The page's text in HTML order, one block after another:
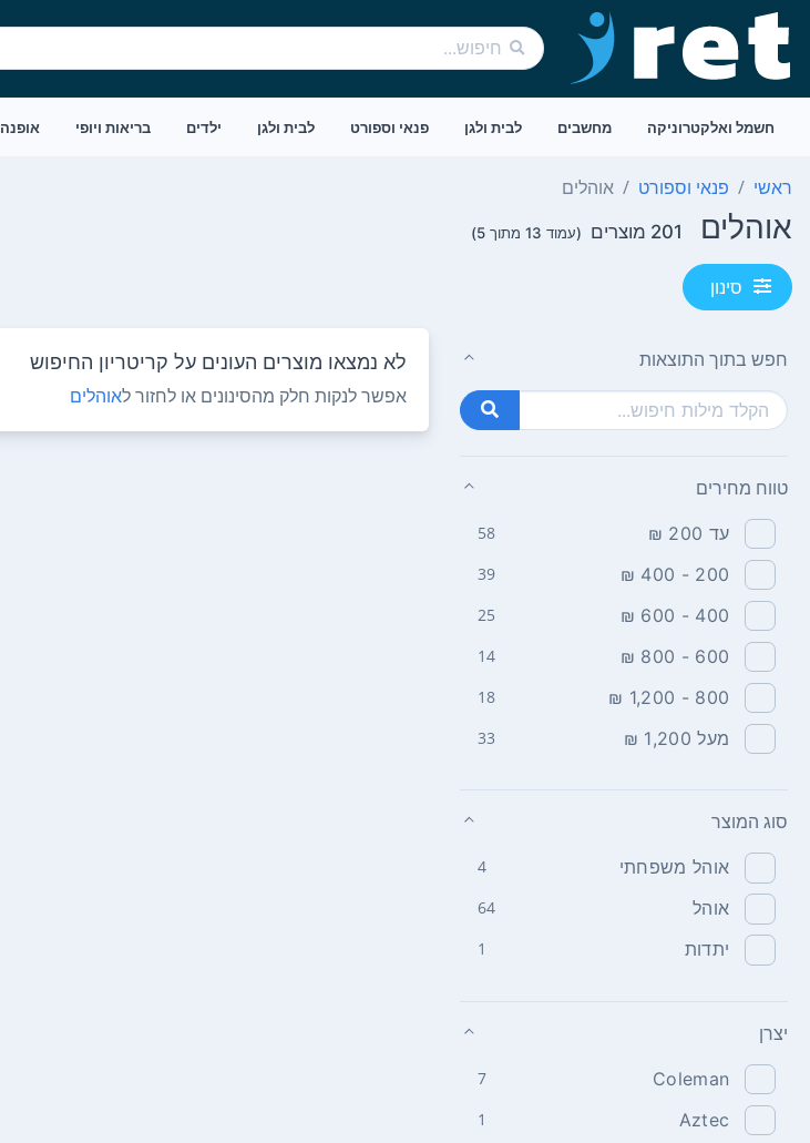
חשמל ואלקטרוניקה מחשבים לבית ולגן פנאי וספורט לבית ולגן ילדים בריאות ויופי אופנה
ראשי פנאי וספורט אוהלים
אוהלים 201 מוצרים (עמוד 13 מתוך 5)
סינון
חפש בתוך התוצאות
טווח מחירים
עד 200 ₪ 58
200 - 400 ₪
39
400 - 600 ₪
25
600 - 800 ₪
14
800 - 1,200 ₪
18
מעל 1,200 ₪ 33
סוג המוצר
אוהל משפחתי 4
אוהל 64
יתדות 1
יצרן
Coleman
7
Aztec
1
לא נמצאו מוצרים העונים על קריטריון החיפוש
אפשר לנקות חלק מהסינונים או לחזור לאוהלים